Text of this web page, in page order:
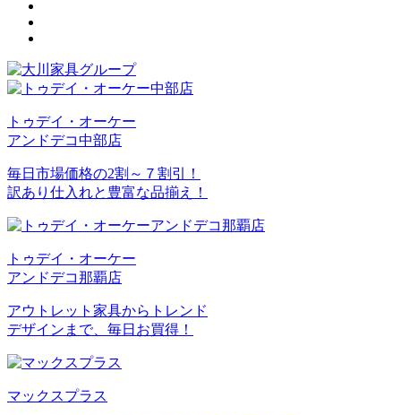
トゥデイ・オーケー
アンドデコ中部店
毎日市場価格の2割～７割引！
訳あり仕入れと豊富な品揃え！
トゥデイ・オーケー
アンドデコ那覇店
アウトレット家具からトレンド
デザインまで、毎日お買得！
マックスプラス